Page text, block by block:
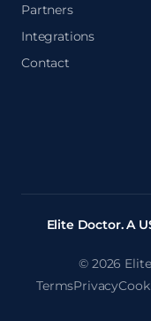
Partners
Integrations
Contact
Elite Doctor. A
© 2026
TermsPrivacy